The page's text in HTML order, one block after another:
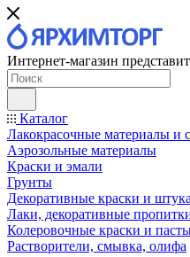
Интернет-магазин
Каталог
Лакокрасочные материалы и
Аэрозольные материалы
Краски и эмали
Грунты
Декоративные краски и
Лаки, декоративные
Колеровочные краски и
Растворители, смывка, олифа